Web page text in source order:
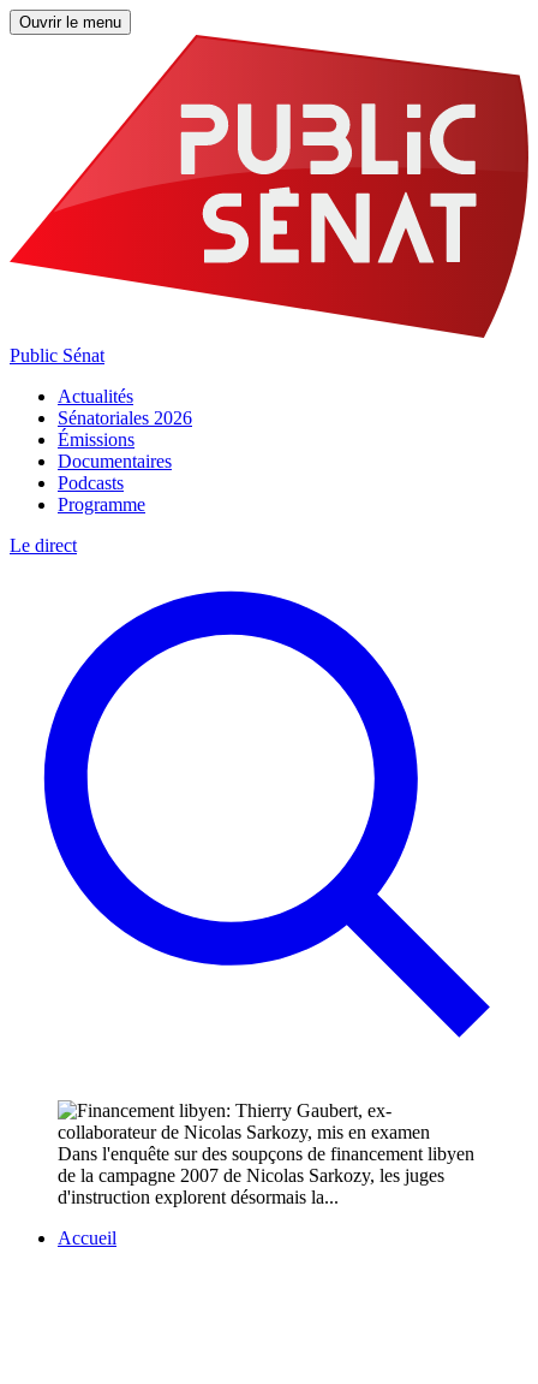
Ouvrir le menu
Public Sénat
Actualités
Sénatoriales 2026
Émissions
Documentaires
Podcasts
Programme
Le direct
Dans l'enquête sur des soupçons de financement libyen
de la campagne 2007 de Nicolas Sarkozy, les juges
d'instruction explorent désormais la...
Accueil